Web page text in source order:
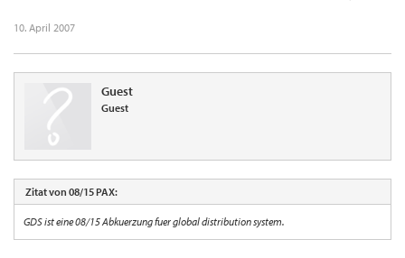
10. April 2007
Guest
Guest
Zitat von 08/15 PAX:
GDS ist eine 08/15 Abkuerzung fuer global distribution system.